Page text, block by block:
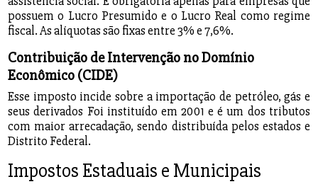
possuem o Lucro Presumido e o Lucro Real como regime
fiscal. As alíquotas são fixas entre 3% e 7,6%.
Contribuição de Intervenção no Domínio
Econômico (CIDE)
Esse imposto incide sobre a importação de petróleo, gás e
seus derivados Foi instituído em 2001 e é um dos tributos
com maior arrecadação, sendo distribuída pelos estados e
Distrito Federal.
Impostos Estaduais e Municipais